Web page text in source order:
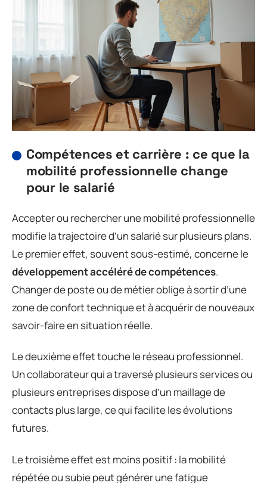
Compétences et carrière : ce que la
mobilité professionnelle change
pour le salarié
Accepter ou rechercher une mobilité professionnelle
modifie la trajectoire d’un salarié sur plusieurs plans.
Le premier effet, souvent sous-estimé, concerne le
développement accéléré de compétences.
Changer de poste ou de métier oblige à sortir d’une
zone de confort technique et à acquérir de nouveaux
savoir-faire en situation réelle.
Le deuxième effet touche le réseau professionnel.
Un collaborateur qui a traversé plusieurs services ou
plusieurs entreprises dispose d’un maillage de
contacts plus large, ce qui facilite les évolutions
futures.
Le troisième effet est moins positif : la mobilité
répétée ou subie peut générer une fatigue